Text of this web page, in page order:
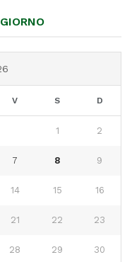
V S D
1 2
7 8 9
14 15 16
21 22 23
28 29 30